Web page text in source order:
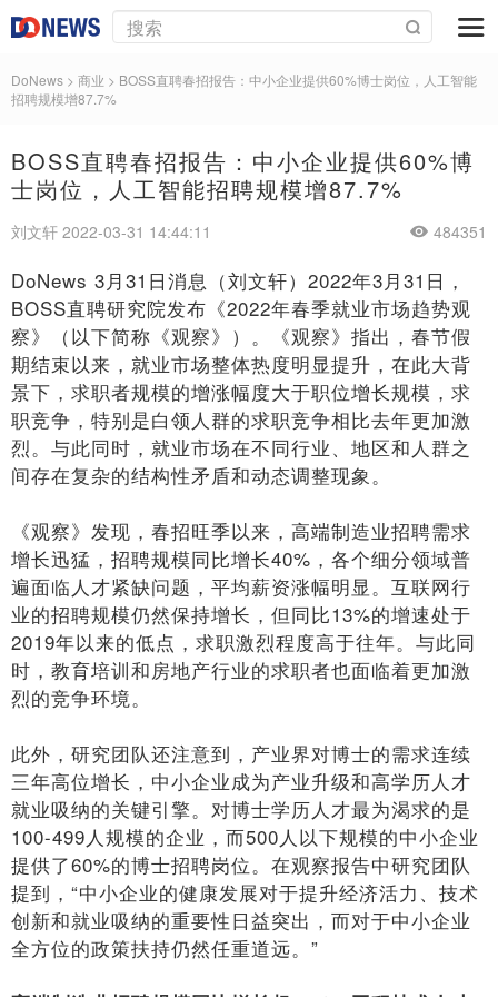
DoNews > 商业 > BOSS直聘春招报告：中小企业提供60%博士岗位，人工智能
招聘规模增87.7%
BOSS直聘春招报告：中小企业提供60%博
士岗位，人工智能招聘规模增87.7%
刘文轩 2022-03-31 14:44:11 484351
DoNews 3月31日消息（刘文轩）2022年3月31日，
BOSS直聘研究院发布《2022年春季就业市场趋势观
察》（以下简称《观察》）。《观察》指出，春节假
期结束以来，就业市场整体热度明显提升，在此大背
景下，求职者规模的增涨幅度大于职位增长规模，求
职竞争，特别是白领人群的求职竞争相比去年更加激
烈。与此同时，就业市场在不同行业、地区和人群之
间存在复杂的结构性矛盾和动态调整现象。
《观察》发现，春招旺季以来，高端制造业招聘需求
增长迅猛，招聘规模同比增长40%，各个细分领域普
遍面临人才紧缺问题，平均薪资涨幅明显。互联网行
业的招聘规模仍然保持增长，但同比13%的增速处于
2019年以来的低点，求职激烈程度高于往年。与此同
时，教育培训和房地产行业的求职者也面临着更加激
烈的竞争环境。
此外，研究团队还注意到，产业界对博士的需求连续
三年高位增长，中小企业成为产业升级和高学历人才
就业吸纳的关键引擎。对博士学历人才最为渴求的是
100-499人规模的企业，而500人以下规模的中小企业
提供了60%的博士招聘岗位。在观察报告中研究团队
提到，“中小企业的健康发展对于提升经济活力、技术
创新和就业吸纳的重要性日益突出，而对于中小企业
全方位的政策扶持仍然任重道远。”